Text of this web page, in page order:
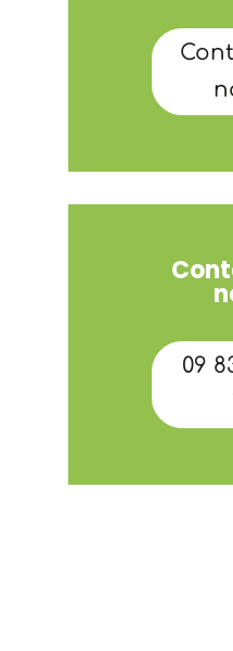
09